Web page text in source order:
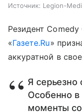
Источник: Legion-
Резидент
«Газете.Ru»
аккуратной в
Я серьезно
Особенно
моменты